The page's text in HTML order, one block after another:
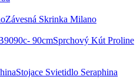
Závesná Skrinka Milano
Sprchový Kút Proline
Stojace Svietidlo Seraphina